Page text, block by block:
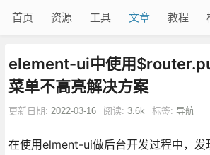
首页 资源 工具 文章 教程
element-ui中使用
菜单不高亮解决方案
更新日期: 2022-03-16 阅读: 3.6k 标签: 导航
在使用elment-ui做后台开发过程中，